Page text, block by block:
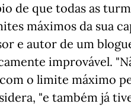
de que todas as
máximos da sua
e autor de um
improvável.
com o limite máximo
"e também já